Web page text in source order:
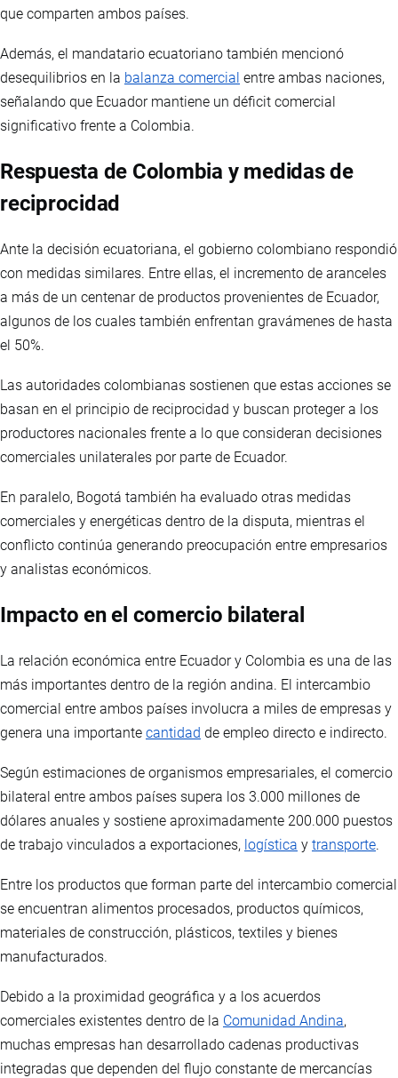
que comparten ambos países.
Además, el mandatario ecuatoriano también mencionó
desequilibrios en la balanza comercial entre ambas naciones,
señalando que Ecuador mantiene un déficit comercial
significativo frente a Colombia.
Respuesta de Colombia y medidas de
reciprocidad
Ante la decisión ecuatoriana, el gobierno colombiano respondió
con medidas similares. Entre ellas, el incremento de aranceles
a más de un centenar de productos provenientes de Ecuador,
algunos de los cuales también enfrentan gravámenes de hasta
el 50%.
Las autoridades colombianas sostienen que estas acciones se
basan en el principio de reciprocidad y buscan proteger a los
productores nacionales frente a lo que consideran decisiones
comerciales unilaterales por parte de Ecuador.
En paralelo, Bogotá también ha evaluado otras medidas
comerciales y energéticas dentro de la disputa, mientras el
conflicto continúa generando preocupación entre empresarios
y analistas económicos.
Impacto en el comercio bilateral
La relación económica entre Ecuador y Colombia es una de las
más importantes dentro de la región andina. El intercambio
comercial entre ambos países involucra a miles de empresas y
genera una importante cantidad de empleo directo e indirecto.
Según estimaciones de organismos empresariales, el comercio
bilateral entre ambos países supera los 3.000 millones de
dólares anuales y sostiene aproximadamente 200.000 puestos
de trabajo vinculados a exportaciones, logística y transporte.
Entre los productos que forman parte del intercambio comercial
se encuentran alimentos procesados, productos químicos,
materiales de construcción, plásticos, textiles y bienes
manufacturados.
Debido a la proximidad geográfica y a los acuerdos
comerciales existentes dentro de la Comunidad Andina,
muchas empresas han desarrollado cadenas productivas
integradas que dependen del flujo constante de mercancías